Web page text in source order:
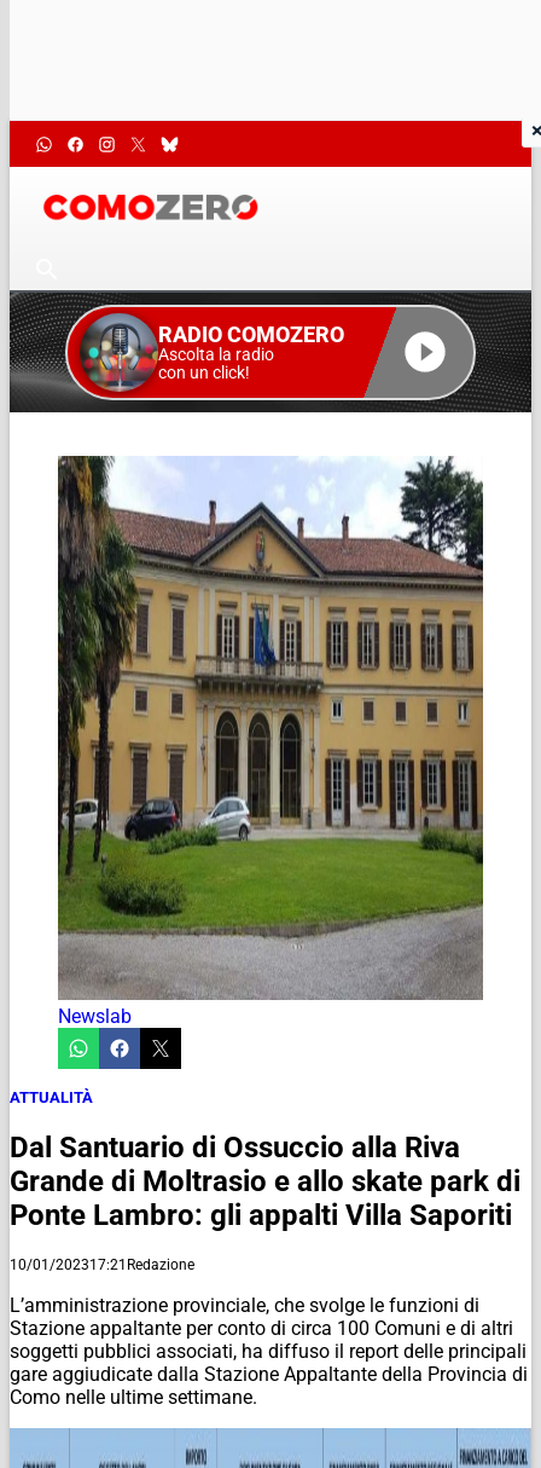
RADIO COMOZERO
Ascolta la radio
con un click!
Newslab
ATTUALITÀ
Dal Santuario di Ossuccio alla Riva
Grande di Moltrasio e allo skate park di
Ponte Lambro: gli appalti Villa Saporiti
10/01/202317:21 Redazione
L’amministrazione provinciale, che svolge le funzioni di
Stazione appaltante per conto di circa 100 Comuni e di altri
soggetti pubblici associati, ha diffuso il report delle principali
gare aggiudicate dalla Stazione Appaltante della Provincia di
Como nelle ultime settimane.